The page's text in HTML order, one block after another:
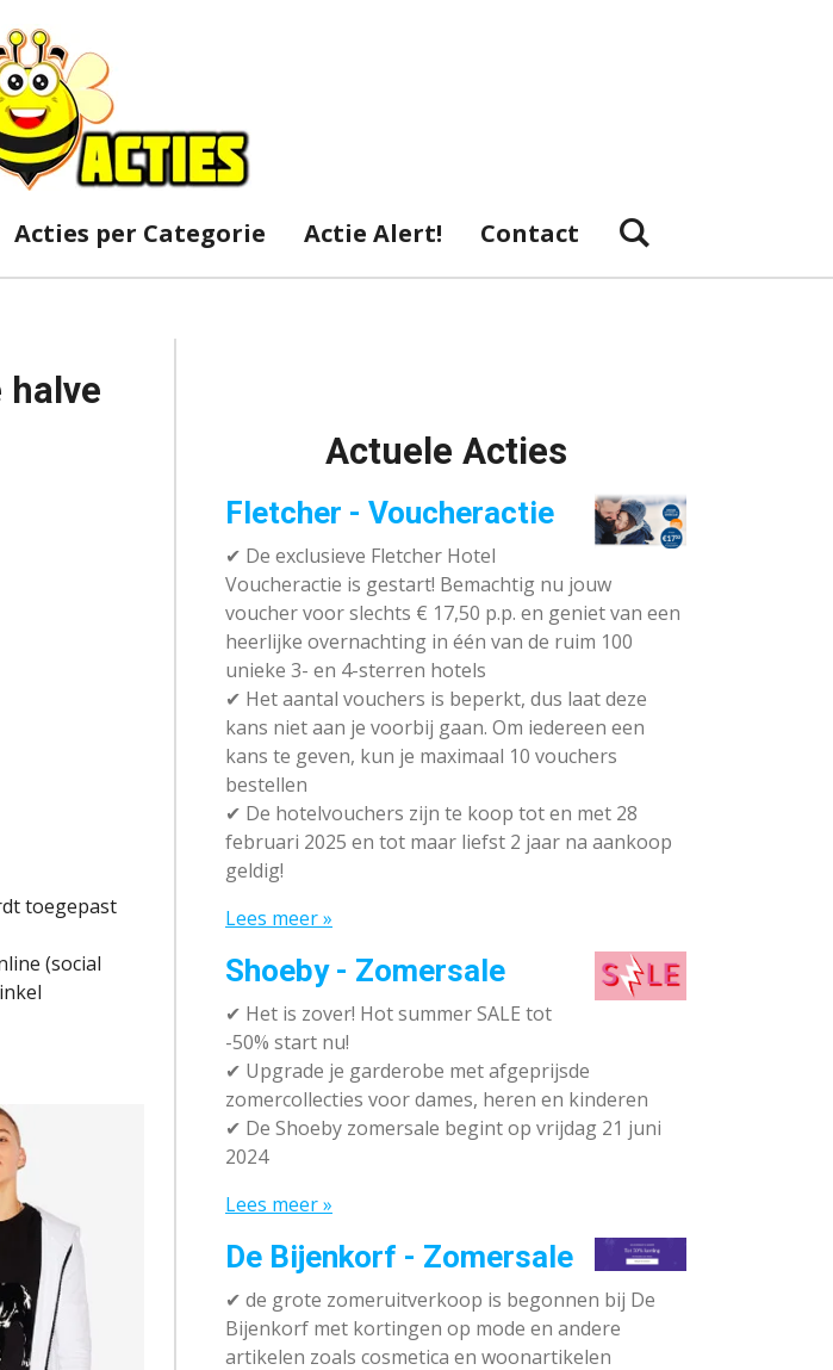
Acties per Categorie Actie Alert! Contact
halve
toegepast
(social
Actuele Acties
Fletcher - Voucheractie
✔ De exclusieve Fletcher Hotel
Voucheractie is gestart! Bemachtig nu jouw
voucher voor slechts € 17,50 p.p. en geniet van een
heerlijke overnachting in één van de ruim 100
unieke 3- en 4-sterren hotels
✔ Het aantal vouchers is beperkt, dus laat deze
kans niet aan je voorbij gaan. Om iedereen een
kans te geven, kun je maximaal 10 vouchers
bestellen
✔ De hotelvouchers zijn te koop tot en met 28
februari 2025 en tot maar liefst 2 jaar na aankoop
geldig!
Lees meer »
Shoeby - Zomersale
✔ Het is zover! Hot summer SALE tot
-50% start nu!
✔ Upgrade je garderobe met afgeprijsde
zomercollecties voor dames, heren en kinderen
✔ De Shoeby zomersale begint op vrijdag 21 juni
2024
Lees meer »
De Bijenkorf - Zomersale
✔ de grote zomeruitverkoop is begonnen bij De
Bijenkorf met kortingen op mode en andere
artikelen zoals cosmetica en woonartikelen